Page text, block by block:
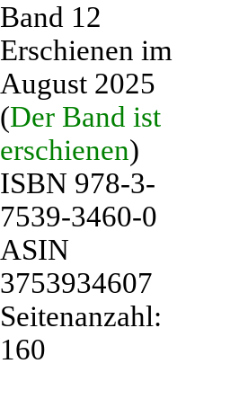
Band 12
Erschienen im
August 2025
(Der Band ist
erschienen)
ISBN 978-3-
7539-3460-0
ASIN
3753934607
Seitenanzahl:
160